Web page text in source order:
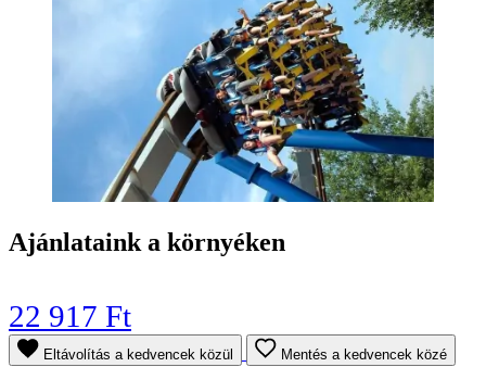
Ajánlataink a környéken
22 917 Ft
Eltávolítás a kedvencek közül Mentés a kedvencek közé